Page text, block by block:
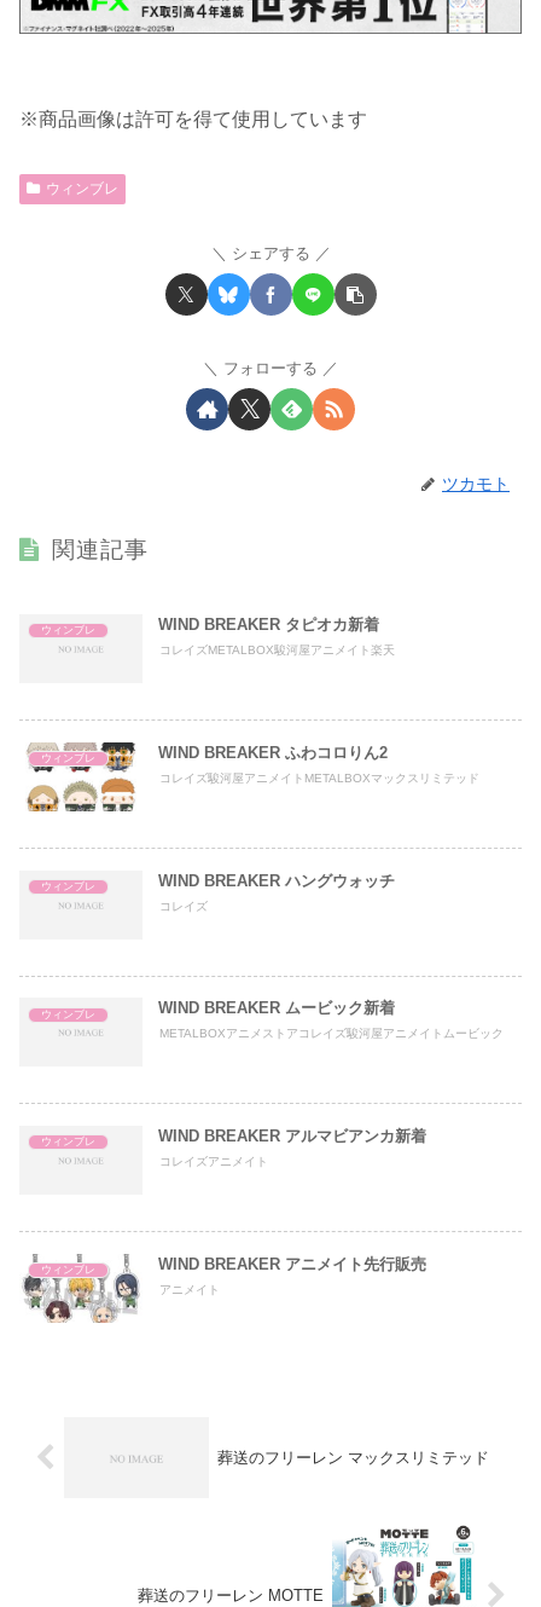
※商品画像は許可を得て使用しています
ウィンブレ
シェアする
フォローする
ツカモト
関連記事
ウィンブレ WIND BREAKER タピオカ新着
コレイズMETALBOX駿河屋アニメイト楽天
ウィンブレ WIND BREAKER ふわコロりん2
コレイズ駿河屋アニメイトMETALBOXマックスリミテッド
ウィンブレ WIND BREAKER ハングウォッチ
コレイズ
ウィンブレ WIND BREAKER ムービック新着
METALBOXアニメストアコレイズ駿河屋アニメイトムービック
ウィンブレ WIND BREAKER アルマビアンカ新着
コレイズアニメイト
ウィンブレ WIND BREAKER アニメイト先行販売
アニメイト
葬送のフリーレン マックスリミテッド
葬送のフリーレン MOTTE